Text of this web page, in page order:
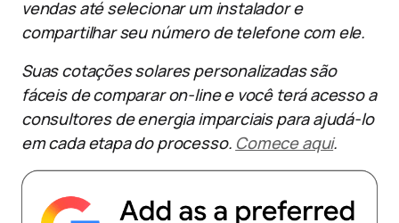
vendas até selecionar um instalador e
compartilhar seu número de telefone com ele.
Suas cotações solares personalizadas são
fáceis de comparar on-line e você terá acesso a
consultores de energia imparciais para ajudá-lo
em cada etapa do processo. Comece aqui.